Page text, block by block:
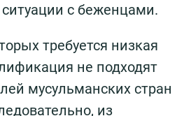
ситуации с беженцами.
требуется низкая
не подходят
мусульманских стран
из